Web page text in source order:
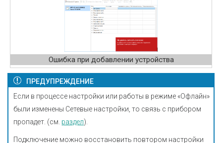
Ошибка при добавлении устройства
ПРЕДУПРЕЖДЕНИЕ
Если в процессе настройки или работы в режиме «Офлайн»
были изменены Сетевые настройки, то связь с прибором
пропадет. (см. раздел).
Подключение можно восстановить повтором настройки